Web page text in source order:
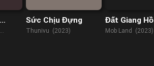
Sức Chịu Đựng
Thunivu (2023)
Đất Giang Hồ
Mob Land (2023)